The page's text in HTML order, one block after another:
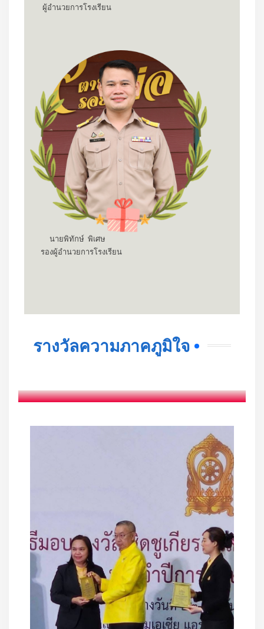
ผู้อำนวยการโรงเรียน
นายพิทักษ์ พิเศษ
รองผู้อำนวยการโรงเรียน
รางวัลความภาคภูมิใจ